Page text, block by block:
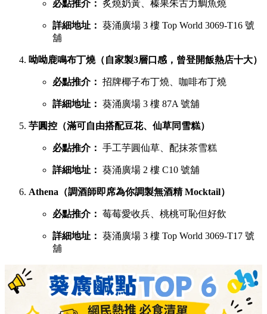
必點推介： 炙燒奶黃、榛果朱古力鯛魚燒
詳細地址： 葵涌廣場 3 樓 Top World 3069-T16 號
舖
呦呦鹿鳴布丁燒（自家製3層口感，曾登開飯熱店十大）
必點推介： 招牌椰子布丁燒、咖啡布丁燒
詳細地址： 葵涌廣場 3 樓 87A 號舖
芋圓控（滿可自由搭配豆花、仙草同雪糕）
必點推介： 手工芋圓仙草、配抹茶雪糕
詳細地址： 葵涌廣場 2 樓 C10 號舖
Athena（調酒師即席為你調製無酒精 Mocktail）
必點推介： 莓莓愛收兵、桃桃可恥但好飲
詳細地址： 葵涌廣場 3 樓 Top World 3069-T17 號
舖